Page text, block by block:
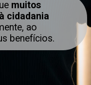
muitos
cidadania
ao
benefícios.